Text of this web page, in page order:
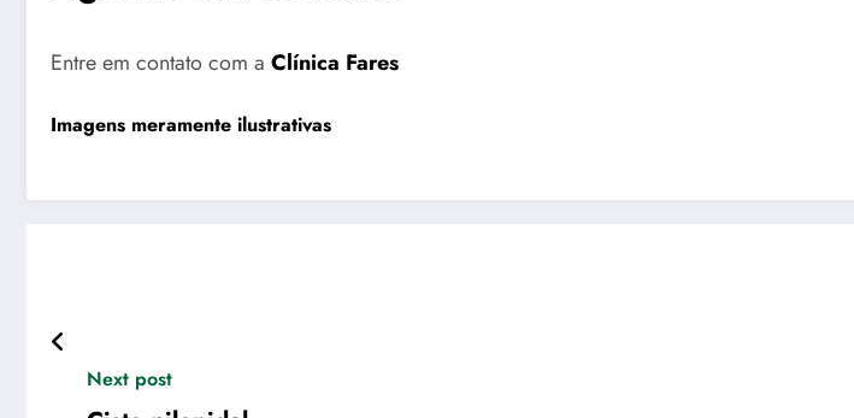
Entre em contato com a Clínica Fares
Imagens meramente ilustrativas
Next post